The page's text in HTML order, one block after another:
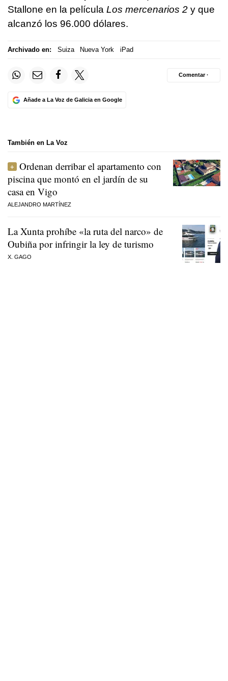
Stallone en la película Los mercenarios 2 y que
alcanzó los 96.000 dólares.
Archivado en: Suiza Nueva York iPad
Añade a La Voz de Galicia en Google
Comentar ·
También en La Voz
Ordenan derribar el apartamento con
piscina que montó en el jardín de su
casa en Vigo
ALEJANDRO MARTÍNEZ
La Xunta prohíbe «la ruta del narco» de
Oubiña por infringir la ley de turismo
X. GAGO